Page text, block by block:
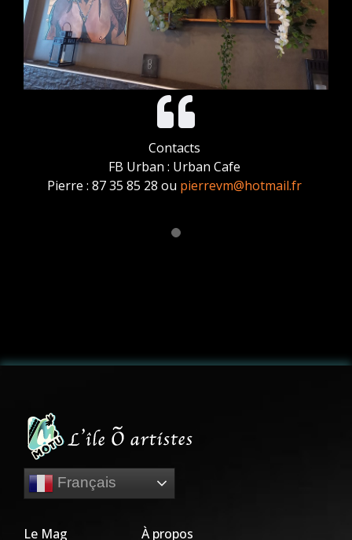
Contacts
FB Urban : Urban Cafe
Pierre : 87 35 85 28 ou pierrevm@hotmail.fr
Français
Le Mag À propos